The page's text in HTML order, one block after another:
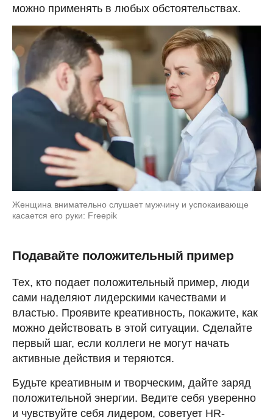
можно применять в любых обстоятельствах.
Женщина внимательно слушает мужчину и успокаивающе
касается его руки: Freepik
Подавайте положительный пример
Тех, кто подает положительный пример, люди
сами наделяют лидерскими качествами и
властью. Проявите креативность, покажите, как
можно действовать в этой ситуации. Сделайте
первый шаг, если коллеги не могут начать
активные действия и теряются.
Будьте креативным и творческим, дайте заряд
положительной энергии. Ведите себя уверенно
и чувствуйте себя лидером, советует HR-